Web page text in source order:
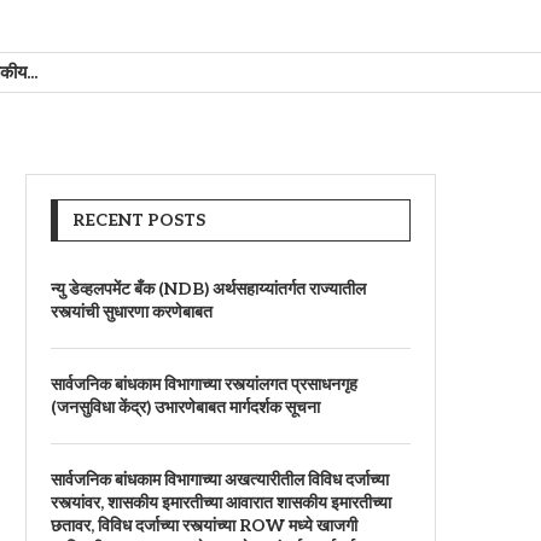
RECENT POSTS
न्यु डेव्हलपमेंट बँक (NDB) अर्थसहाय्यांतर्गत राज्यातील
रस्त्यांची सुधारणा करणेबाबत
सार्वजनिक बांधकाम विभागाच्या रस्त्यांलगत प्रसाधनगृह
(जनसुविधा केंद्र) उभारणेबाबत मार्गदर्शक सूचना
सार्वजनिक बांधकाम विभागाच्या अखत्यारीतील विविध दर्जाच्या
रस्त्यांवर, शासकीय इमारतीच्या आवारात शासकीय इमारतीच्या
छतावर, विविध दर्जाच्या रस्त्यांच्या ROW मध्ये खाजगी